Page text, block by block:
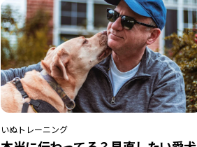
いぬトレーニング